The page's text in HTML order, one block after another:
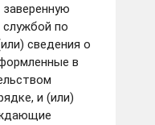
службой по
сведения о
в
и (или)